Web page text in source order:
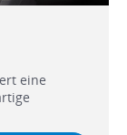
eine